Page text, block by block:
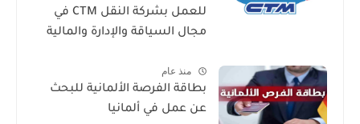
للعمل بشركة النقل CTM في
مجال السياقة والإدارة والمالية
منذ عام
بطاقة الفرصة الألمانية للبحث
عن عمل في ألمانيا